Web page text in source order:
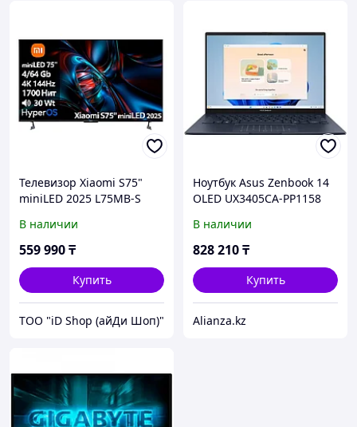
Телевизор Xiaomi S75"
miniLED 2025 L75MB-S
LED 1700Нит, звук
2.0(30Вт)]
В наличии
559 990₸
Купить
ТОО "iD Shop (айДи Шоп)"
Ноутбук Asus Zenbook 14
OLED UX3405CA-PP1158
В наличии
828 210₸
Купить
Alianza.kz